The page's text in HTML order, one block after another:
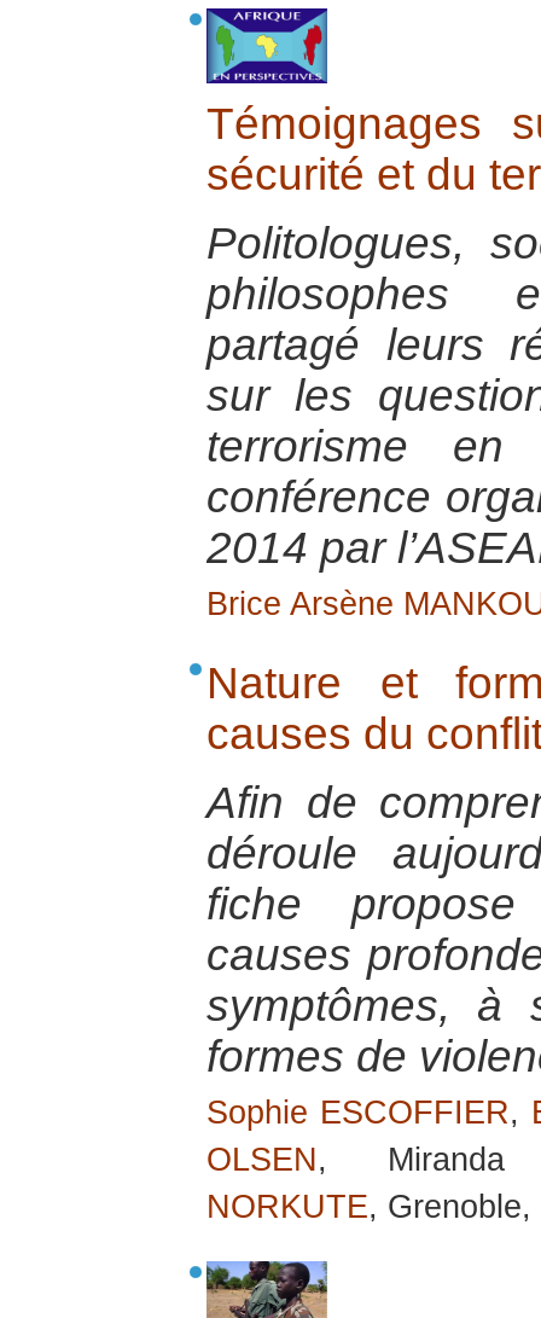
Témoignages
sécurité et du
Politologues,
philosophes
partagé leurs
sur les
terrorisme en
conférence
2014 par
Brice Arsène
Nature et
causes du
Afin de
déroule
fiche
causes
symptômes, à
formes de
Sophie ESCOFFIER,
OLSEN, Miranda
NORKUTE,